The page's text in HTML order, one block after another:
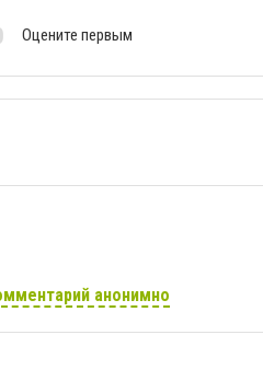
Оцените первым
анонимно